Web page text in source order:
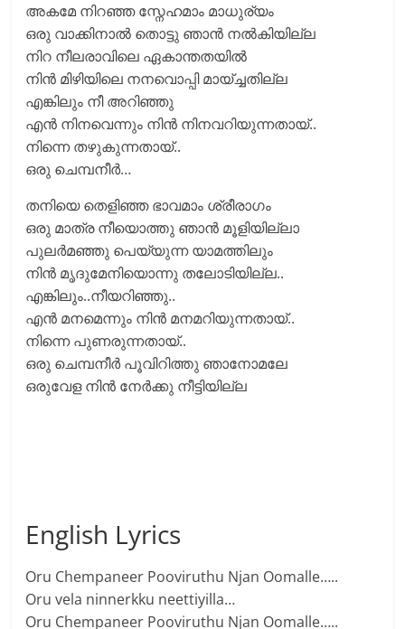
അകമേ നിറഞ്ഞ സ്നേഹമാം മാധുര്യം
ഒരു വാക്കിനാല്‍ തൊട്ടു ഞാന്‍ നല്‍കിയില്ല
നിറ നീലരാവിലെ ഏകാന്തതയില്‍
നിന്‍ മിഴിയിലെ നനവൊപ്പി മായ്ച്ചതില്ല
എങ്കിലും നീ അറിഞ്ഞു
എന്‍ നിനവെന്നും നിന്‍ നിനവറിയുന്നതായ്‌..
നിന്നെ തഴുകുന്നതായ്‌..
ഒരു ചെമ്പനീര്‍…
തനിയെ തെളിഞ്ഞ ഭാവമാം ശ്രീരാഗം
ഒരു മാത്ര നീയൊത്തു ഞാന്‍ മൂളിയില്ലാ
പുലര്‍മഞ്ഞു പെയ്യുന്ന യാമത്തിലും
നിന്‍ മൃദുമേനിയൊന്നു തലോടിയില്ല..
എങ്കിലും..നീയറിഞ്ഞു..
എന്‍ മനമെന്നും നിന്‍ മനമറിയുന്നതായ്‌..
നിന്നെ പുണരുന്നതായ്..
ഒരു ചെമ്പനീര്‍ പൂവിറിത്തു ഞാനോമലേ
ഒരുവേള നിന്‍ നേര്‍ക്കു നീട്ടിയില്ല
English Lyrics
Oru Chempaneer Pooviruthu Njan Oomalle…..
Oru vela ninnerkku neettiyilla…
Oru Chempaneer Pooviruthu Njan Oomalle…..